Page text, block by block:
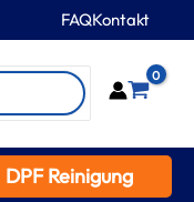
FAQKontakt
0
DPF Reinigung